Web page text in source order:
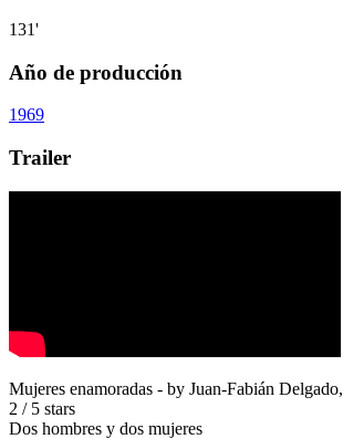
131'
Año de producción
1969
Trailer
Mujeres enamoradas - by Juan-Fabián Delgado,
2 / 5 stars
Dos hombres y dos mujeres